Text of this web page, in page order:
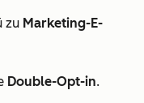
zu Marketing-E-
Double-Opt-in.